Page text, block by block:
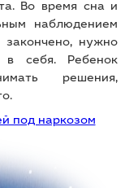
Во время сна и
наблюдением
закончено, нужно
в себя. Ребенок
решения,
под наркозом